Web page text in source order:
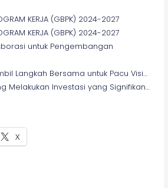
KERJA (GBPK) 2024-2027
KERJA (GBPK) 2024-2027
untuk Pengembangan
Langkah Bersama untuk Pacu Visi…
Melakukan Investasi yang Signifikan…
X